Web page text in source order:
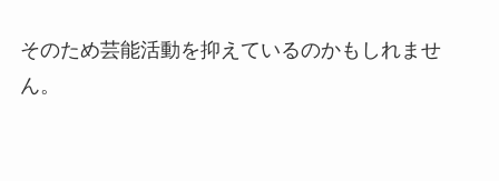
そのため芸能活動を抑えているのかもしれませ
ん。